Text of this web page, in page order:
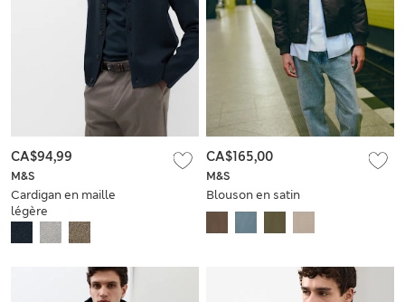
M&S
Cardigan en maille
légère
CA$94,99
M&S
Blouson en satin
CA$165,00